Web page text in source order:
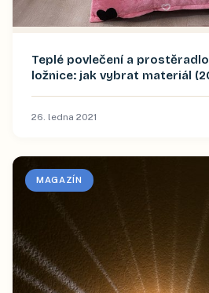
Teplé povlečení a
ložnice: jak vybrat materiál
26. ledna 2021
MAGAZÍN